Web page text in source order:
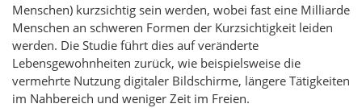
Menschen) kurzsichtig sein werden, wobei fast eine Milliarde
Menschen an schweren Formen der Kurzsichtigkeit leiden
werden. Die Studie führt dies auf veränderte
Lebensgewohnheiten zurück, wie beispielsweise die
vermehrte Nutzung digitaler Bildschirme, längere Tätigkeiten
im Nahbereich und weniger Zeit im Freien.